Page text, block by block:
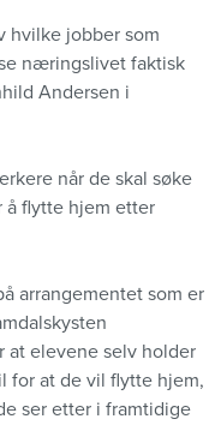
hvilke jobber som
næringslivet faktisk
Andersen i
når de skal søke
å flytte hjem etter
arrangementet som er
at elevene selv holder
for at de vil flytte hjem,
ser etter i framtidige